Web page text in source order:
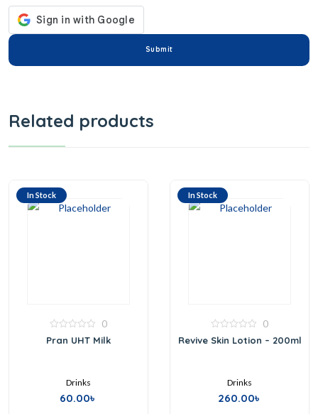
Related products
In Stock
0
out
0
Pran UHT Milk
Drinks
60.00৳
In Stock
0
out
0
Revive Skin Lotion – 200ml
Drinks
260.00৳